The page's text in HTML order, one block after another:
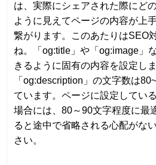
は、実際にシェアされた際にど
ように見えてページの内容が上
繋がります。このあたりはSEO
ね。「og:title」や「og:image」
きるように固有の内容を設定し
「og:description」の文字数は
ています。ページに設定してい
場合には、80～90文字程度に最
ると途中で省略される心配がな
さい。